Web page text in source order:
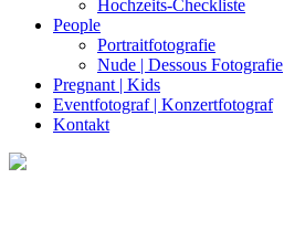
Hochzeits-Checkliste
People
Portraitfotografie
Nude | Dessous Fotografie
Pregnant | Kids
Eventfotograf | Konzertfotograf
Kontakt